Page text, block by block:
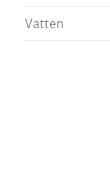
Vatten